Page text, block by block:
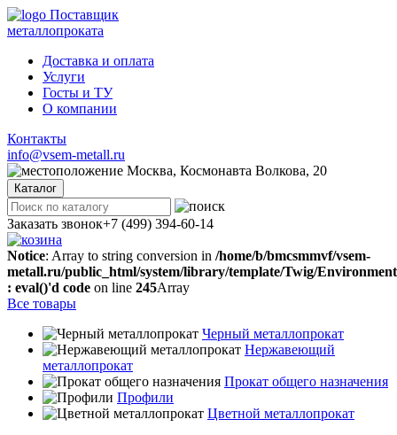
Поставщик
металлопроката
Доставка и оплата
Услуги
Госты и ТУ
О компании
Контакты
info@vsem-metall.ru
Москва, Космонавта Волкова, 20
Каталог
Заказать звонок+7 (499) 394-60-14
Notice: Array to string conversion in /home/b/bmcsmmvf/vsem-
metall.ru/public_html/system/library/template/Twig/
: eval()'d code on line 245Array
Все товары
Черный металлопрокат
Нержавеющий
металлопрокат
Прокат общего назначения
Профили
Цветной металлопрокат